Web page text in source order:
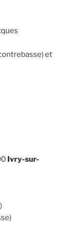
et
Ivry-sur-